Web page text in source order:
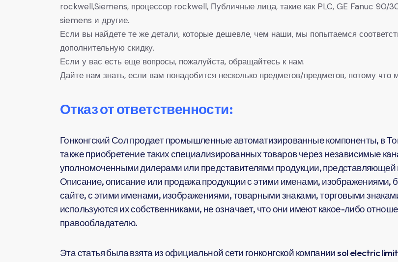
rockwell,Siemens, процессор rockwell, Публичные лица, такие как PLC, GE Fanuc 90/
siemens и другие.
Если вы найдете те же детали, которые дешевле, чем наши, мы попытаемся
дополнительную скидку.
Если у вас есть еще вопросы, пожалуйста, обращайтесь к нам.
Дайте нам знать, если вам понадобится несколько предметов/предметов, потому
Отказ от ответственности:
Гонконгский Сол продает промышленные автоматизированные компоненты, в
также приобретение таких специализированных товаров через независимые
уполномоченными дилерами или представителями продукции, представляющей
Описание, описание или продажа продукции с этими именами, изображениями,
сайте, с этими именами, изображениями, товарными знаками, торговыми
используются их собственниками, не означает, что они имеют какое-либо
правообладателю.
Эта статья была взята из официальной сети гонконгской компании sol electric